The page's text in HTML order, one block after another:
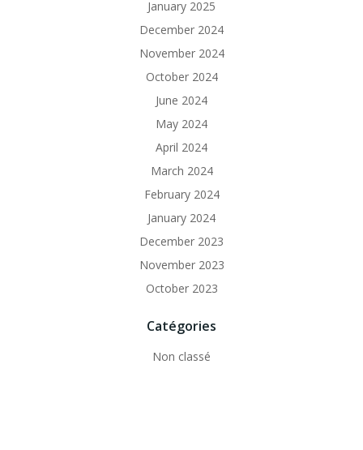
January 2025
December 2024
November 2024
October 2024
June 2024
May 2024
April 2024
March 2024
February 2024
January 2024
December 2023
November 2023
October 2023
Catégories
Non classé